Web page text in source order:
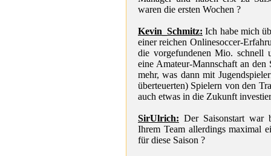
waren die ersten Wochen ?
Kevin_Schmitz: Ich habe mich
einer reichen Onlinesoccer-
die vorgefundenen Mio. schnell
eine Amateur-Mannschaft an
mehr, was dann mit
überteuerten) Spielern von den
auch etwas in die Zukunft
SirUlrich: Der Saisonstart war
Ihrem Team allerdings maximal
für diese Saison ?